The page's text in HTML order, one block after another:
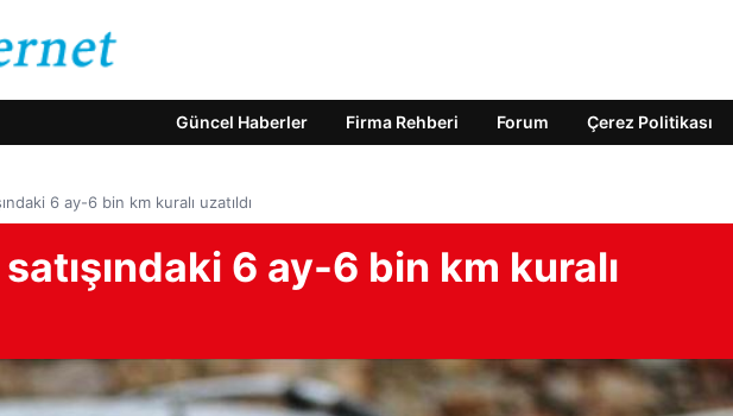
Güncel Haberler Firma Rehberi Forum Çerez Politikası
6 ay-6 bin km kuralı uzatıldı
6 ay-6 bin km kuralı